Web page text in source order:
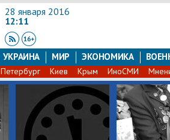
28 января 2016
12:11
УКРАИНА МИР ЭКОНОМИКА
Петербург Киев Крым ИноСМИ